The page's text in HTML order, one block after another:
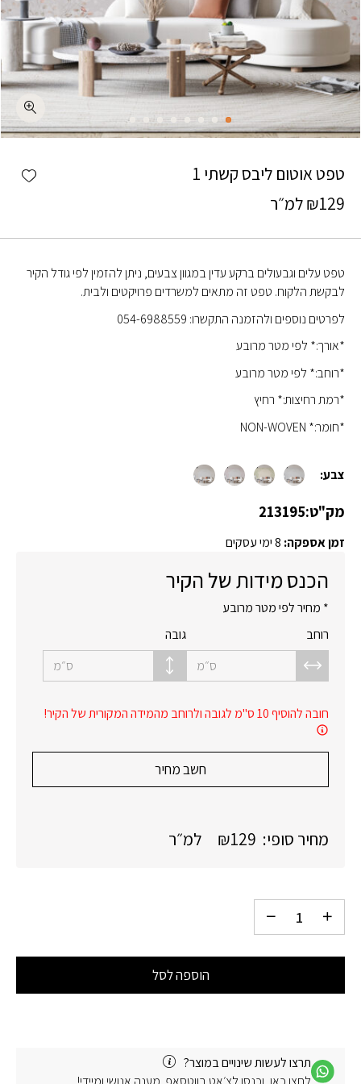
טפט אוטום ליבס קשתי 1
₪129 למ״ר
טפט עלים וגבעולים ברקע עדין במגוון צבעים, ניתן להזמין לפי גודל הקיר
לבקשת הלקוח. טפט זה מתאים למשרדים פרויקטים ולבית.
לפרטים נוספים ולהזמנה התקשרו: 054-6988559
*אורך:* לפי מטר מרובע
*רוחב:* לפי מטר מרובע
*רמת רחיצות:* רחיץ
*חומר:* NON-WOVEN
צבע:
מק"ט:213195
זמן אספקה: 8 ימי עסקים
הכנס מידות של הקיר
* מחיר לפי מטר מרובע
רוחב
ס״מ
גובה
ס״מ
חובה להוסיף 10 ס"מ לגובה ולרוחב מהמידה המקורית של הקיר!
חשב מחיר
מחיר סופי: ₪129 למ״ר
הוספה לסל
תרצו לעשות שינויים במוצר?